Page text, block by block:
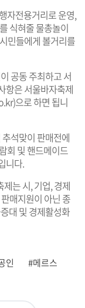
자전용거리로 운영,
식혀줄 물총놀이
민들에게 볼거리를
공동 주최하고 서
항은 서울바자축제
)으로 하면 됩니
석맞이 판매전에
회 및 핸드메이드
니다.
는 시, 기업, 경제
매지원이 아닌 종
대 및 경제활성화
인
#메르스